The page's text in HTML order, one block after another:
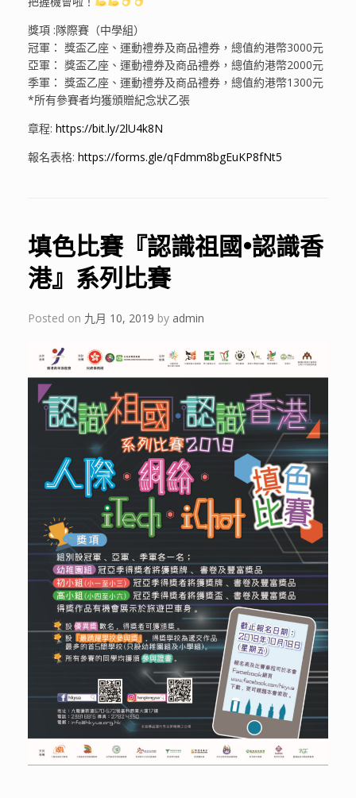
獎項 :隊際賽（中學組）
冠軍： 獎盃乙座、運動禮券及商品禮券，總值約港幣3000元
亞軍： 獎盃乙座、運動禮券及商品禮券，總值約港幣2000元
季軍： 獎盃乙座、運動禮券及商品禮券，總值約港幣1300元
*所有參賽者均獲頒贈紀念狀乙張
章程: https://bit.ly/2lU4k8N
報名表格: https://forms.gle/qFdmm8bgEuKP8fNt5
填色比賽『認識祖國•認識香
港』系列比賽
Posted on 九月 10, 2019 by admin